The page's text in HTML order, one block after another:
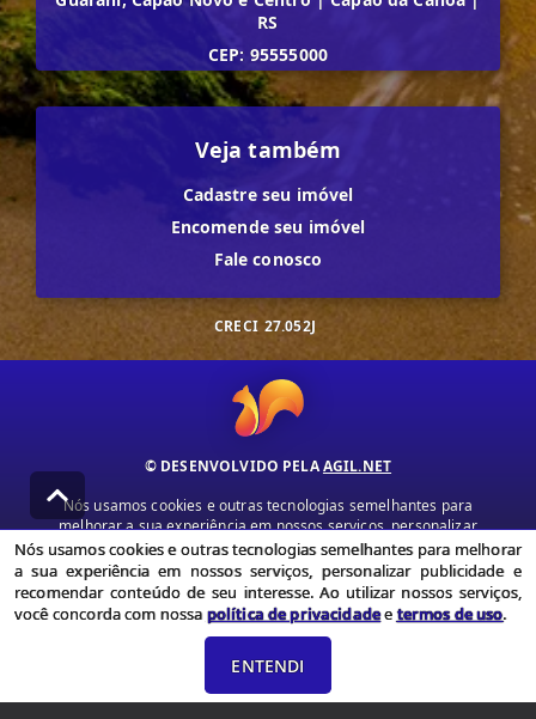
RS
CEP: 95555000
Veja também
Cadastre seu imóvel
Encomende seu imóvel
Fale conosco
CRECI 27.052J
© DESENVOLVIDO PELAAGIL.NET
Nós usamos cookies e outras tecnologias semelhantes para
melhorar a sua experiência em nossos serviços, personalizar
publicidade e recomendar conteúdo de seu interesse. Ao utilizar
nossos serviços, você concorda com nossa política de privacidade e
termos de uso.
Política de Privacidade Termos de uso
Nós usamos cookies e outras tecnologias semelhantes para melhorar
a sua experiência em nossos serviços, personalizar publicidade e
recomendar conteúdo de seu interesse. Ao utilizar nossos serviços,
você concorda com nossa política de privacidadeetermos de uso.
ENTENDI